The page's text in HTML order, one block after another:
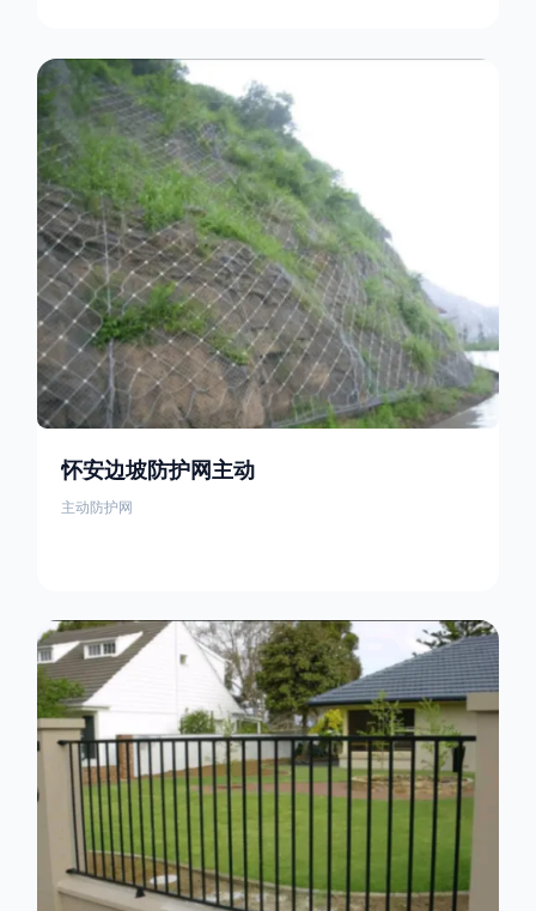
隔离栏，市政道路隔离护栏，人行道路护栏，机动与非机动隔离
护栏、道路中心隔离护栏、带广告牌道路隔离护栏、河道安全护
栏、草坪花坛护栏等市政道路隔离护栏规格齐全、品种多，可以
任
怀安边坡防护网主动
主动防护网